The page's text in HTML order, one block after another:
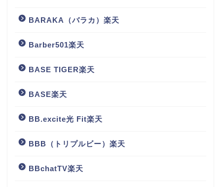
BARAKA（バラカ）楽天
Barber501楽天
BASE TIGER楽天
BASE楽天
BB.excite光 Fit楽天
BBB（トリプルビー）楽天
BBchatTV楽天